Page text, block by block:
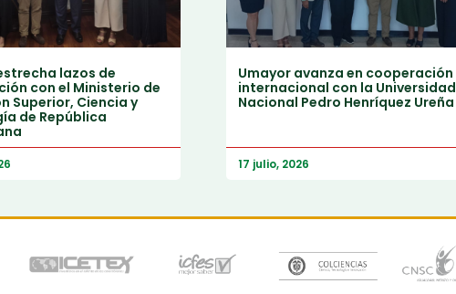
lazos de
con el Ministerio de
Superior, Ciencia y
de República
Umayor avanza en cooperación
internacional con la Universidad
Nacional Pedro Henríquez Ureña
17 julio, 2026